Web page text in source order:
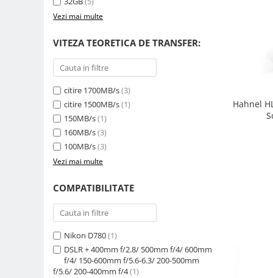
Genti, Troller Video
Rucsacuri Foto
Only One Shoulder - SlingShot
Tocuri si huse protectie aparate
Hamuri si Centuri foto
Curele Aparat - Umar
Genti Laptop si iPad
Accesorii genti si trollere
Solid-State Drive (SSD)
Video / Camere si accesorii
Camere video profesionale
Vezi mai multe
VITEZA TEORETICA DE TRANSFER:
citire 1700MB/s(3)
citire 1500MB/s(1)
150MB/s(1)
160MB/s(3)
100MB/s(3)
Vezi mai multe
COMPATIBILITATE
Nikon D780(1)
DSLR + 400mm f/2.8/ 500mm f/4/ 600mm
f/4/ 150-600mm f/5.6-6.3/ 200-500mm
f/5.6/ 200-400mm f/4(1)
Hahnel